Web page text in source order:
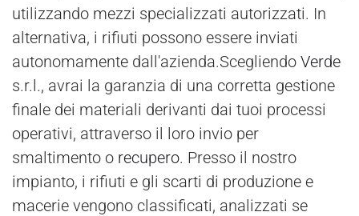
utilizzando mezzi specializzati autorizzati. In
alternativa, i rifiuti possono essere inviati
autonomamente dall'azienda.Scegliendo Verde
s.r.l., avrai la garanzia di una corretta gestione
finale dei materiali derivanti dai tuoi processi
operativi, attraverso il loro invio per
smaltimento o recupero. Presso il nostro
impianto, i rifiuti e gli scarti di produzione e
macerie vengono classificati, analizzati se